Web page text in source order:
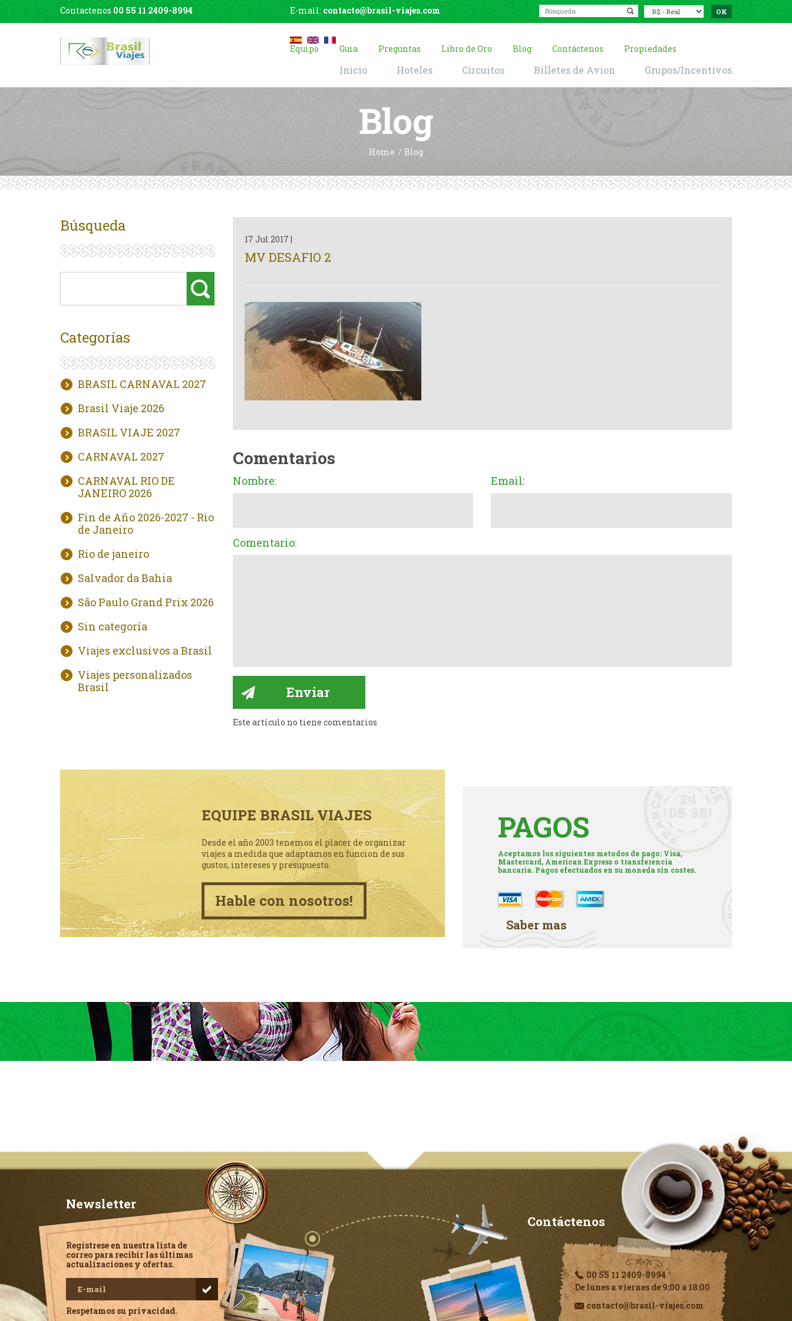
Contactenos 00 55 11 2409-8994 E-mail: contacto@brasil-viajes.com
Equipo Guia Preguntas Libro de Oro Blog Contáctenos Propiedades
Inicio Hoteles Circuitos Billetes de Avion Grupos/Incentivos
Blog
Home Blog
Búsqueda
Categorías
BRASIL CARNAVAL 2027
Brasil Viaje 2026
BRASIL VIAJE 2027
CARNAVAL 2027
CARNAVAL RIO DE
JANEIRO 2026
Fin de Año 2026-2027 - Rio
de Janeiro
Rio de janeiro
Salvador da Bahia
São Paulo Grand Prix 2026
Sin categoría
Viajes exclusivos a Brasil
Viajes personalizados
Brasil
17 Jul 2017 |
MV DESAFIO 2
Comentarios
Nombre: Email:
Comentario:
Este artículo no tiene comentarios
EQUIPE BRASIL VIAJES
Desde el año 2003 tenemos el placer de organizar
viajes a medida que adaptamos en funcion de sus
gustos, intereses y presupuesto.
Hable con nosotros!
PAGOS
Aceptamos los siguientes metodos de pago: Visa,
Mastercard, American Express o transferencia
bancaria. Pagos efectuados en su moneda sin costes.
Saber mas
Newsletter
Regístrese en nuestra lista de
correo para recibir las últimas
actualizaciones y ofertas.
Respetamos su privacidad.
Contáctenos
00 55 11 2409-8994
De lunes a viernes de 9:00 a 18:00
contacto@brasil-viajes.com